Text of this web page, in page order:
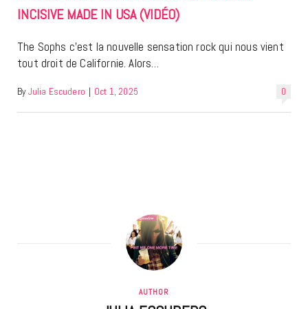
INCISIVE MADE IN USA (VIDÉO)
The Sophs c’est la nouvelle sensation rock qui nous vient
tout droit de Californie. Alors…
0
By Julia Escudero | Oct 1, 2025
AUTHOR